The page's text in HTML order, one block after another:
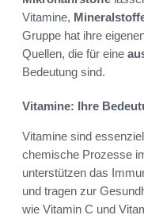
Vitamine,
Gruppe hat ihre
Quellen, die für eine
Bedeutung sind.
Vitamine: Ihre
Vitamine sind
chemische Prozesse
unterstützen das
und tragen zur
wie Vitamin C und